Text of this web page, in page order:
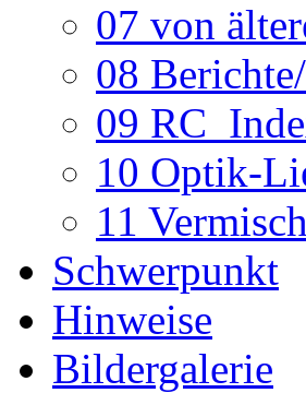
07 von
08
09
10 Optik-
11
Schwerpunkt
Hinweise
Bildergalerie